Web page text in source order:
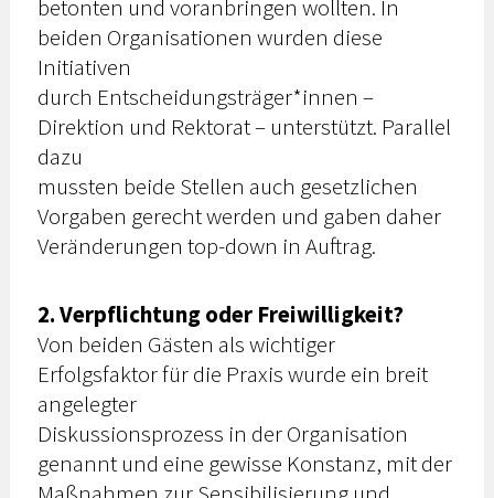
betonten und voranbringen wollten. In
beiden Organisationen wurden diese
Initiativen
durch Entscheidungsträger*innen –
Direktion und Rektorat – unterstützt. Parallel
dazu
mussten beide Stellen auch gesetzlichen
Vorgaben gerecht werden und gaben daher
Veränderungen top-down in Auftrag.
2. Verpflichtung oder Freiwilligkeit?
Von beiden Gästen als wichtiger
Erfolgsfaktor für die Praxis wurde ein breit
angelegter
Diskussionsprozess in der Organisation
genannt und eine gewisse Konstanz, mit der